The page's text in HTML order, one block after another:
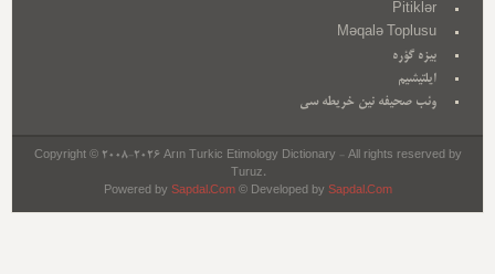
Pitiklər
Məqalə Toplusu
بیزه گؤره
ایلتیشیم
وئب صحیفه نین خریطه سی
Copyright © 2008-2026 Arın Turkic Etimology Dictionary - All rights reserved by
Turuz.
Powered by Sapdal.Com© Developed by Sapdal.Com